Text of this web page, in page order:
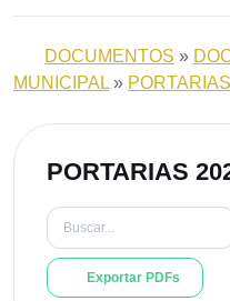
DOCUMENTOS »
MUNICIPAL » PORTARIAS
PORTARIAS
Exportar PDFs